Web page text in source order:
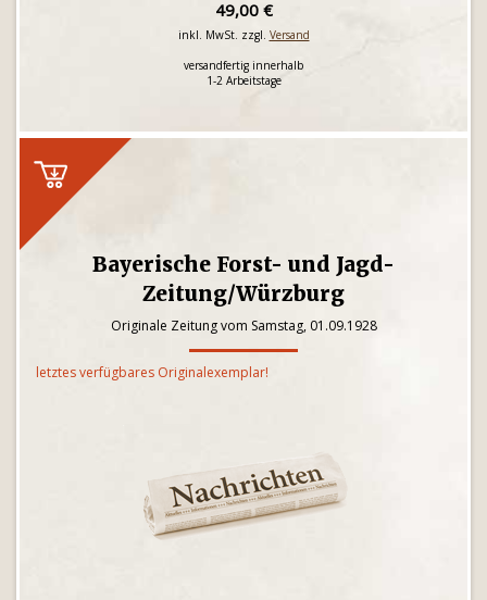
49,00 €
inkl. MwSt. zzgl. Versand
versandfertig innerhalb
1-2 Arbeitstage
Bayerische Forst- und Jagd-
Zeitung/Würzburg
Originale Zeitung vom Samstag, 01.09.1928
letztes verfügbares Originalexemplar!